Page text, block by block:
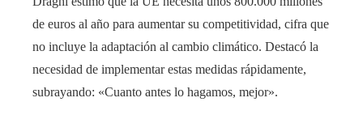
de euros al año para aumentar su competitividad, cifra que
no incluye la adaptación al cambio climático. Destacó la
necesidad de implementar estas medidas rápidamente,
subrayando: «Cuanto antes lo hagamos, mejor».